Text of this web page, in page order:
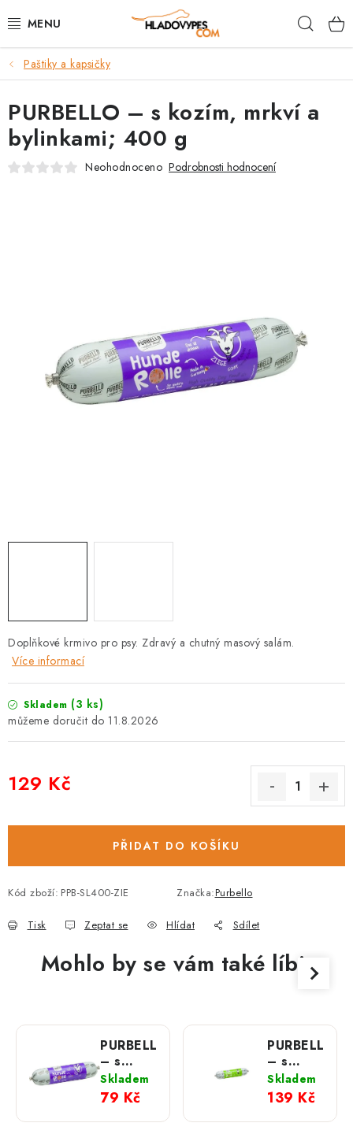
na
POTŘEBY PRO PSY
TAMI PŘEPRAVNÍ BOXY
SPORT SE PSEM
PRODEJNA
Výměna, vrácení a reklamace
FAQ
Paštiky a kapsičky
Doplňkové krmivo pro psy. Zdravý a chutný masový salám.
Více informací
Skladem (3 ks)
11.8.2026
129 Kč
PŘIDAT DO KOŠÍKU
Kód zboží: PPB-SL400-ZIE Značka:Purbello
Tisk Zeptat se Hlídat Sdílet
PURBELLO – s kozím, mrkví a
bylinkami; 400 g
Neohodnoceno Podrobnosti hodnocení
Mohlo by se vám také líbit
PURBELLO
– s
kozím,
mrkví a
bylinkami;
200 g
Skladem
79 Kč
PURBELLO
– s
koňským
masem,
řepou a
fenyklem;
Skladem
139 Kč